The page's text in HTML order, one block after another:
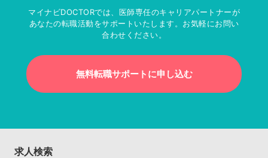
マイナビDOCTORでは、医師専任のキャリアパートナーが
あなたの転職活動をサポートいたします。お気軽にお問い
合わせください。
無料転職サポートに申し込む
求人検索